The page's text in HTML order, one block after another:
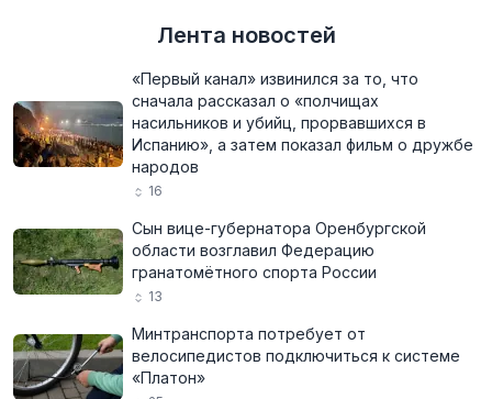
Лента новостей
«Первый канал» извинился за то, что
сначала рассказал о «полчищах
насильников и убийц, прорвавшихся в
Испанию», а затем показал фильм о дружбе
народов
16
Сын вице-губернатора Оренбургской
области возглавил Федерацию
гранатомётного спорта России
13
Минтранспорта потребует от
велосипедистов подключиться к системе
«Платон»